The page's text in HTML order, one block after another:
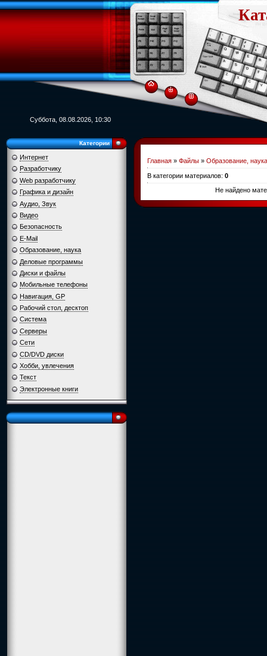
Суббота, 08.08.2026, 10:30
Категории
Интернет
Разработчику
Web разработчику
Графика и дизайн
Аудио, Звук
Видео
Безопасность
E-Mail
Образование, наука
Деловые программы
Диски и файлы
Мобильные телефоны
Навигация, GP
Рабочий стол, десктоп
Система
Серверы
Сети
CD/DVD диски
Хобби, увлечения
Текст
Электронные книги
Главная » Файлы » Образование, наука
В категории материалов: 0
Не найдено